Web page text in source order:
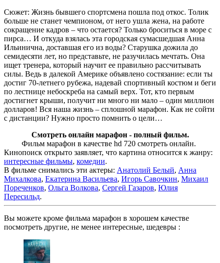
Сюжет: Жизнь бывшего спортсмена пошла под откос. Толик
больше не станет чемпионом, от него ушла жена, на работе
сокращение кадров – что остается? Только броситься в море с
пирса… И откуда взялась эта городская сумасшедшая Анна
Ильинична, доставшая его из воды? Старушка дожила до
семидесяти лет, но представьте, не разучилась мечтать. Она
ищет тренера, который научит ее правильно рассчитывать
силы. Ведь в далекой Америке объявлено состязание: если ты
достиг 70-летнего рубежа, надевай спортивный костюм и беги
по лестнице небоскреба на самый верх. Тот, кто первым
достигнет крыши, получит ни много ни мало – один миллион
долларов! Вся наша жизнь – сплошной марафон. Как не сойти
с дистанции? Нужно просто помнить о цели…
Смотреть онлайн марафон - полный фильм.
Фильм марафон в качестве hd 720 смотреть онлайн.
Кинопоиск открыто заявляет, что картина относится к жанру:
интересные фильмы, комедии.
В фильме снимались эти актеры: Анатолий Белый, Анна
Михалкова, Екатерина Васильева, Игорь Савочкин, Михаил
Пореченков, Ольга Волкова, Сергей Газаров, Юлия
Пересильд.
Вы можете кроме фильма марафон в хорошем качестве
посмотреть другие, не менее интересные, шедевры :